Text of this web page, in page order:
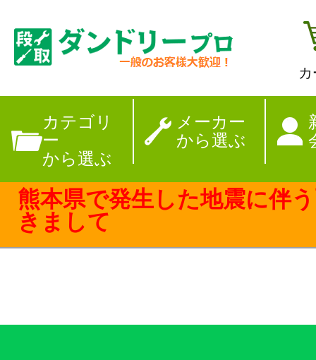
カテゴリ
ー
から選ぶ
メーカー
から選ぶ
【夏季休暇のお
熊本県で発生した地震に伴
きまして